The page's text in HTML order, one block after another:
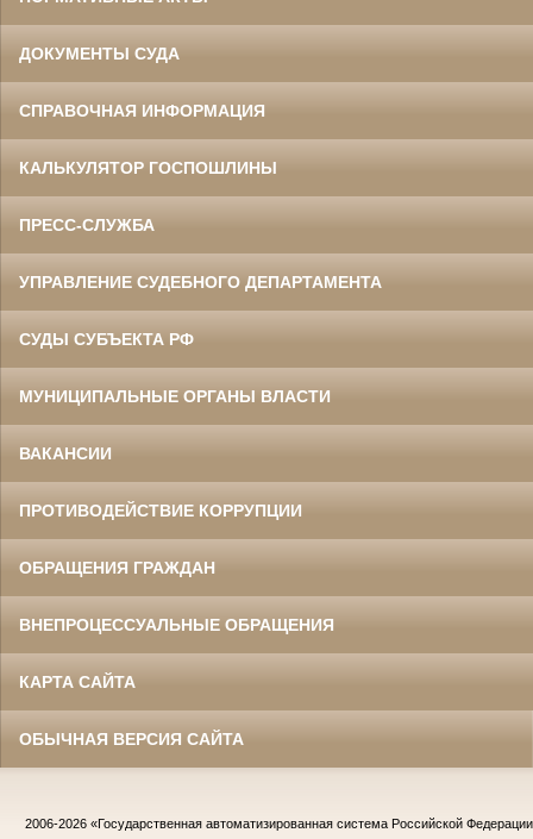
ДОКУМЕНТЫ СУДА
СПРАВОЧНАЯ ИНФОРМАЦИЯ
КАЛЬКУЛЯТОР ГОСПОШЛИНЫ
ПРЕСС-СЛУЖБА
УПРАВЛЕНИЕ СУДЕБНОГО ДЕПАРТАМЕНТА
СУДЫ СУБЪЕКТА РФ
МУНИЦИПАЛЬНЫЕ ОРГАНЫ ВЛАСТИ
ВАКАНСИИ
ПРОТИВОДЕЙСТВИЕ КОРРУПЦИИ
ОБРАЩЕНИЯ ГРАЖДАН
ВНЕПРОЦЕССУАЛЬНЫЕ ОБРАЩЕНИЯ
КАРТА САЙТА
ОБЫЧНАЯ ВЕРСИЯ САЙТА
2006-2026 «Государственная автоматизированная система Российской